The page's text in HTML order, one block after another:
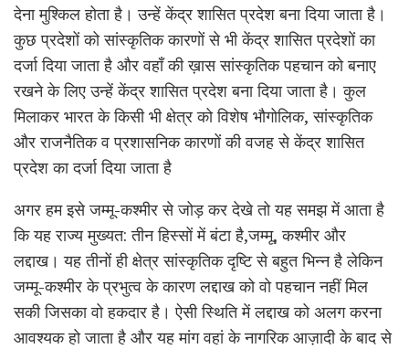
देना मुश्किल होता है। उन्हें केंद्र शासित प्रदेश बना दिया जाता है।
कुछ प्रदेशों को सांस्कृतिक कारणों से भी केंद्र शासित प्रदेशों का
दर्जा दिया जाता है और वहाँ की ख़ास सांस्कृतिक पहचान को बनाए
रखने के लिए उन्हें केंद्र शासित प्रदेश बना दिया जाता है। कुल
मिलाकर भारत के किसी भी क्षेत्र को विशेष भौगोलिक, सांस्कृतिक
और राजनैतिक व प्रशासनिक कारणों की वजह से केंद्र शासित
प्रदेश का दर्जा दिया जाता है
अगर हम इसे जम्मू-कश्मीर से जोड़ कर देखे तो यह समझ में आता है
कि यह राज्य मुख्यत: तीन हिस्सों में बंटा है,जम्मू, कश्मीर और
लद्दाख। यह तीनों ही क्षेत्र सांस्कृतिक दृष्टि से बहुत भिन्न है लेकिन
जम्मू-कश्मीर के प्रभुत्व के कारण लद्दाख को वो पहचान नहीं मिल
सकी जिसका वो हकदार है। ऐसी स्थिति में लद्दाख को अलग करना
आवश्यक हो जाता है और यह मांग वहां के नागरिक आज़ादी के बाद से